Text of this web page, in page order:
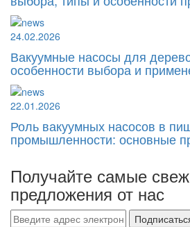
24.02.2026
Вакуумные насосы для
особенности выбора и
22.01.2026
Роль вакуумных насосов в
промышленности: основные
Получайте самые
предложения от нас